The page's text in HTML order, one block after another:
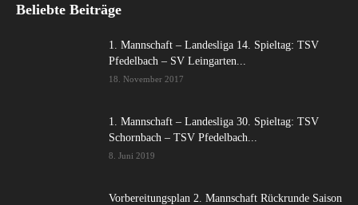
Beliebte Beiträge
1. Mannschaft – Landesliga 14. Spieltag: TSV
Pfedelbach – SV Leingarten...
18. November 2017
1. Mannschaft – Landesliga 30. Spieltag: TSV
Schornbach – TSV Pfedelbach...
8. Juni 2019
Vorbereitungsplan 2. Mannschaft Rückrunde Saison